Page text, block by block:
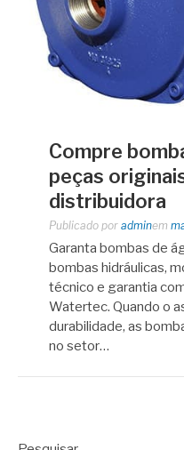
Compre
peças
distribuidora
Publicado por adminem
Garanta bombas de
bombas hidráulicas,
técnico e garantia
Watertec. Quando o
durabilidade, as
no setor…